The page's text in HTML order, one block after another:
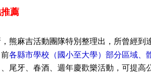
薦
熊麻吉活動團隊特別整理出，所曾經到
各縣市學校（國小至大學）部分區域、
尾牙、春酒、週年慶歡樂活動，可提高